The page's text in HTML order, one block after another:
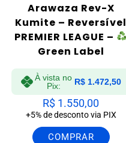
Arawaza Rev-X
Kumite – Reversível
PREMIER LEAGUE –
Green Label
À vista no
Pix:
R$1.472,50
R$ 1.550,00
+5% de desconto via PIX
COMPRAR